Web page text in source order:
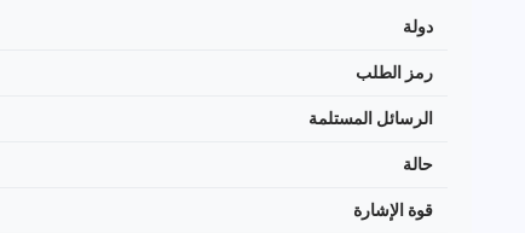
دولة
رمز الطلب
الرسائل المستلمة
حالة
قوة الإشارة